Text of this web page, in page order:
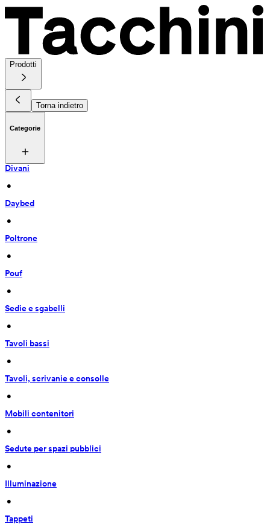
Prodotti
Torna indietro
Categorie
Divani
•
Daybed
•
Poltrone
•
Pouf
•
Sedie e sgabelli
•
Tavoli bassi
•
Tavoli, scrivanie e consolle
•
Mobili contenitori
•
Sedute per spazi pubblici
•
Illuminazione
•
Tappeti